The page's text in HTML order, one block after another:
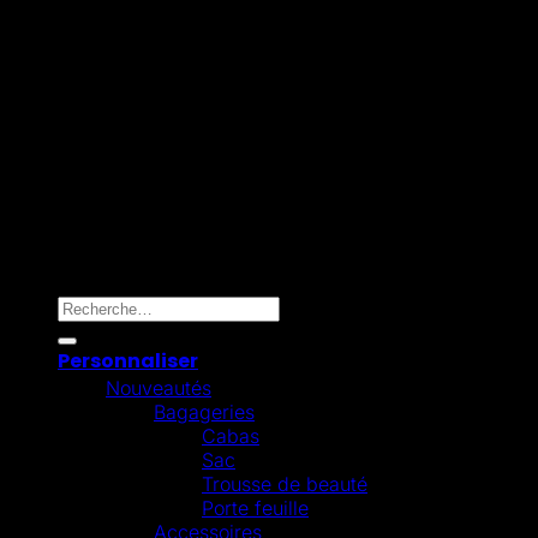
Personnaliser
Nouveautés
Bagageries
Cabas
Sac
Trousse de beauté
Porte feuille
Accessoires